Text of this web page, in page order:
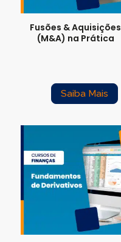
Fusões & Aquisições
(M&A) na Prática
Saiba Mais